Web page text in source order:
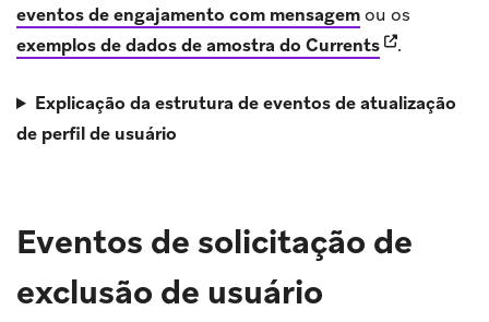
eventos de engajamento com mensagemou os
exemplos de dados de amostra do Currents(opens in
.
Explicação da estrutura de eventos de atualização
de perfil de usuário
Eventos de solicitação de
exclusão de usuário